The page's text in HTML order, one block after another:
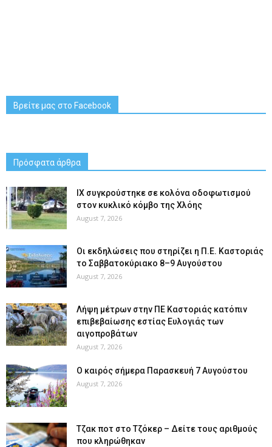
Βρείτε μας στο Facebook
Πρόσφατα άρθρα
ΙΧ συγκρούστηκε σε κολόνα οδοφωτισμού
στον κυκλικό κόμβο της Χλόης
August 7, 2026
Οι εκδηλώσεις που στηρίζει η Π.Ε. Καστοριάς
το Σαββατοκύριακο 8–9 Αυγούστου
August 7, 2026
Λήψη μέτρων στην ΠΕ Καστοριάς κατόπιν
επιβεβαίωσης εστίας Ευλογιάς των
αιγοπροβάτων
August 7, 2026
Ο καιρός σήμερα Παρασκευή 7 Αυγούστου
August 7, 2026
Tζακ ποτ στο Τζόκερ – Δείτε τους αριθμούς
που κληρώθηκαν